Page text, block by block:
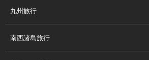
九州旅行
南西諸島旅行